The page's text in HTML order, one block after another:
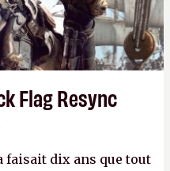
Flag Resync
faisait dix ans que tout